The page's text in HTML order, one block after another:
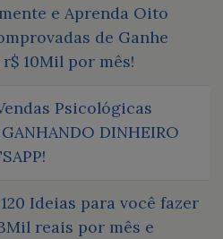
e Aprenda Oito
de Ganhe
10Mil por mês!
Psicológicas
DINHEIRO
Ideias para você fazer
reais por mês e